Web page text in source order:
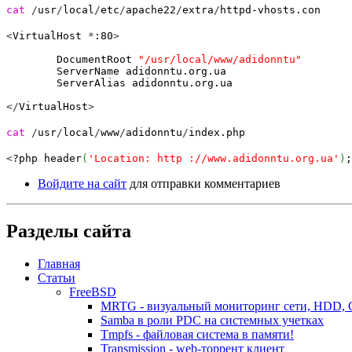
cat /usr/local /etc /apache22 /extra / httpd-vhosts.con
<VirtualHost * : 80>
DocumentRoot
"/usr/local/www/adidonntu"
ServerName adidonntu.org.ua
ServerAlias adidonntu.org.ua
</VirtualHost>
cat /usr/local /www/adidonntu /index.php
<?php header( 'Location: http ://www.adidonntu.org.ua' )
Войдите на сайт для отправки комментариев
Разделы сайта
Главная
Статьи
FreeBSD
MRTG - визуальный мониторинг сети, HDD,
Samba в роли PDC на системных учетках
Tmpfs - файловая система в памяти!
Transmission - web-торрент клиент